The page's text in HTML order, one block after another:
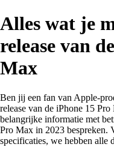
Alles wat je
release van
Max
Ben jij een fan van Apple-
release van de iPhone 15
belangrijke informatie met
Pro Max in 2023 bespreken.
specificaties, we hebben alle